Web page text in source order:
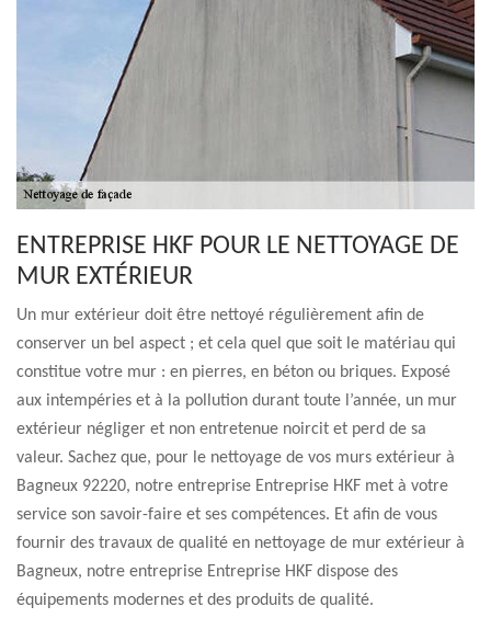
ENTREPRISE HKF POUR LE NETTOYAGE DE
MUR EXTÉRIEUR
Un mur extérieur doit être nettoyé régulièrement afin de
conserver un bel aspect ; et cela quel que soit le matériau qui
constitue votre mur : en pierres, en béton ou briques. Exposé
aux intempéries et à la pollution durant toute l’année, un mur
extérieur négliger et non entretenue noircit et perd de sa
valeur. Sachez que, pour le nettoyage de vos murs extérieur à
Bagneux 92220, notre entreprise Entreprise HKF met à votre
service son savoir-faire et ses compétences. Et afin de vous
fournir des travaux de qualité en nettoyage de mur extérieur à
Bagneux, notre entreprise Entreprise HKF dispose des
équipements modernes et des produits de qualité.